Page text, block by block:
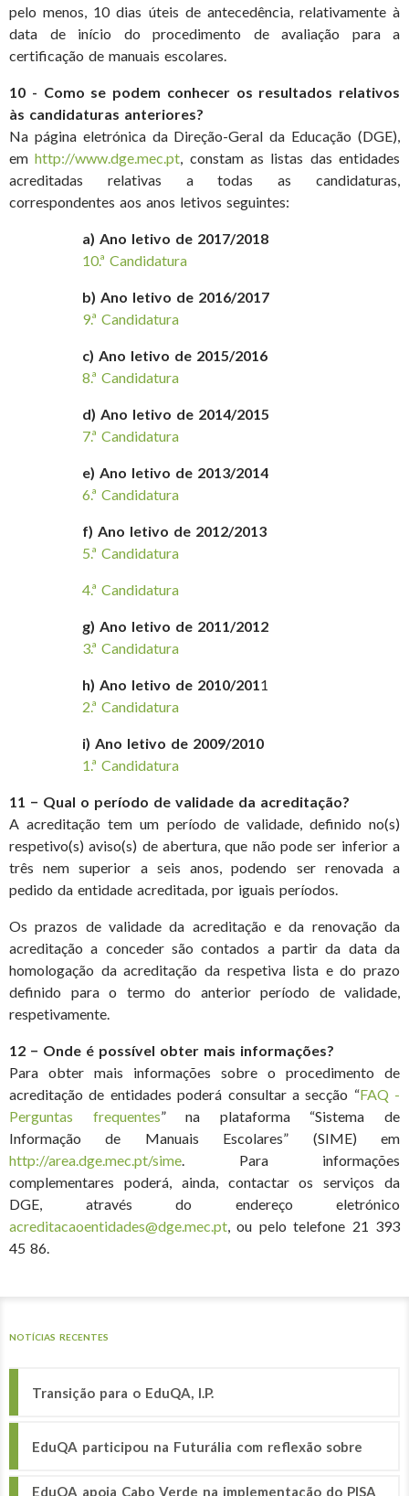
pelo menos, 10 dias úteis de antecedência, relativamente à
data de início do procedimento de avaliação para a
certificação de manuais escolares.
10 - Como se podem conhecer os resultados relativos
às candidaturas anteriores?
Na página eletrónica da Direção-Geral da Educação (DGE),
emhttp://www.dge.mec.pt , constam as listas das entidades
acreditadas relativas a todas as candidaturas,
correspondentes aos anos letivos seguintes:
a) Ano letivo de 2017/2018
10.ª Candidatura
b) Ano letivo de 2016/2017
9.ª Candidatura
c) Ano letivo de 2015/2016
8.ª Candidatura
d) Ano letivo de 2014/2015
7.ª Candidatura
e) Ano letivo de 2013/2014
6.ª Candidatura
f) Ano letivo de 2012/2013
5.ª Candidatura
4.ª Candidatura
g) Ano letivo de 2011/2012
3.ª Candidatura
h) Ano letivo de 2010/201 1
2.ª Candidatura
i) Ano letivo de 2009/2010
1.ª Candidatura
11 − Qual o período de validade da acreditação?
A acreditação tem um período de validade, definido no(s)
respetivo(s) aviso(s) de abertura, que não pode ser inferior a
três nem superior a seis anos, podendo ser renovada a
pedido da entidade acreditada, por iguais períodos.
Os prazos de validade da acreditação e da renovação da
acreditação a conceder são contados a partir da data da
homologação da acreditação da respetiva lista e do prazo
definido para o termo do anterior período de validade,
respetivamente.
12 − Onde é possível obter mais informações?
Para obter mais informações sobre o procedimento de
acreditação de entidades poderá consultar a secção “FAQ -
Perguntas frequentes” na plataforma “Sistema de
Informação de Manuais Escolares” (SIME) em
http://area.dge.mec.pt/sime . Para informações
complementares poderá, ainda, contactar os serviços da
DGE, através do endereço eletrónico
acreditacaoentidades@dge.mec.pt , ou pelo telefone 21 393
45 86.
NOTÍCIAS RECENTES
Transição para o EduQA, I.P.
EduQA participou na Futurália com reflexão sobre
EduQA apoia Cabo Verde na implementação do PISA